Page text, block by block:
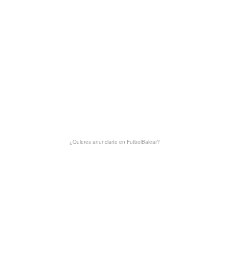
¿Quieres anunciarte en FutbolBalear?